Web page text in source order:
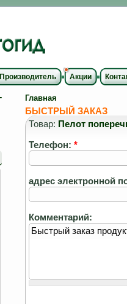
Производитель Акции
Главная
БЫСТРЫЙ ЗАКАЗ
Товар: Пелот
Телефон: *
адрес электронной
Комментарий: